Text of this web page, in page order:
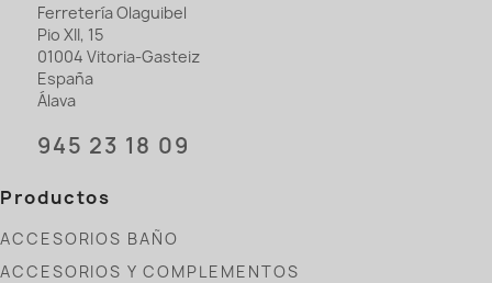
Ferretería Olaguibel
Pio XII, 15
01004 Vitoria-Gasteiz
España
Álava
945 23 18 09
Productos
ACCESORIOS BAÑO
ACCESORIOS Y COMPLEMENTOS